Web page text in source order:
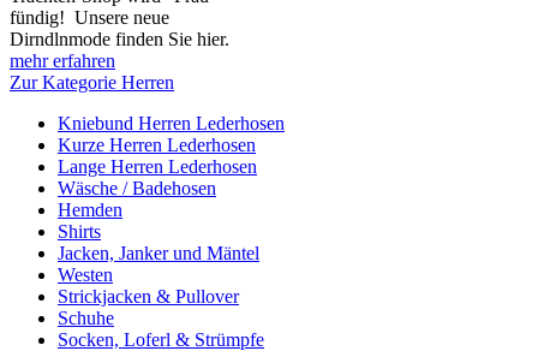
fündig! Unsere neue
Dirndlnmode finden Sie hier.
mehr erfahren
Zur Kategorie Herren
Kniebund Herren Lederhosen
Kurze Herren Lederhosen
Lange Herren Lederhosen
Wäsche / Badehosen
Hemden
Shirts
Jacken, Janker und Mäntel
Westen
Strickjacken & Pullover
Schuhe
Socken, Loferl & Strümpfe